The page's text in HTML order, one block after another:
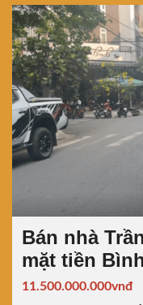
Bán nhà
mặt tiền
11.500.000.000vnđ